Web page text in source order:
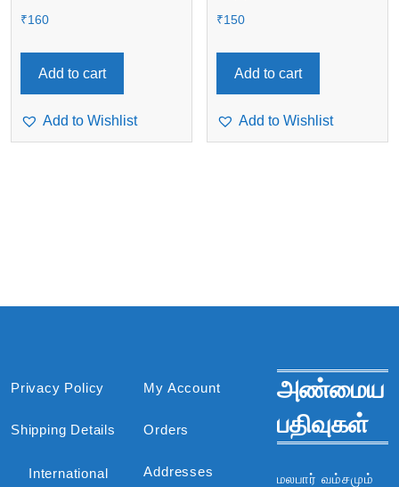
₹160
Add to cart
Add to Wishlist
₹150
Add to cart
Add to Wishlist
Privacy Policy
Shipping Details
International
My Account
Orders
Addresses
அண்மைய
பதிவுகள்
மலபார் வம்சமும்